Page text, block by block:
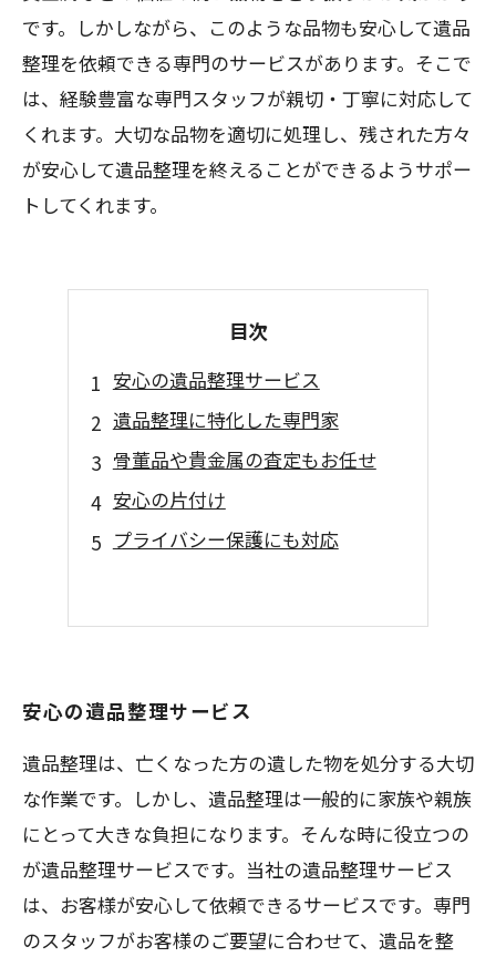
です。しかしながら、このような品物も安心して遺品
整理を依頼できる専門のサービスがあります。そこで
は、経験豊富な専門スタッフが親切・丁寧に対応して
くれます。大切な品物を適切に処理し、残された方々
が安心して遺品整理を終えることができるようサポー
トしてくれます。
目次
安心の遺品整理サービス
遺品整理に特化した専門家
骨董品や貴金属の査定もお任せ
安心の片付け
プライバシー保護にも対応
安心の遺品整理サービス
遺品整理は、亡くなった方の遺した物を処分する大切
な作業です。しかし、遺品整理は一般的に家族や親族
にとって大きな負担になります。そんな時に役立つの
が遺品整理サービスです。当社の遺品整理サービス
は、お客様が安心して依頼できるサービスです。専門
のスタッフがお客様のご要望に合わせて、遺品を整